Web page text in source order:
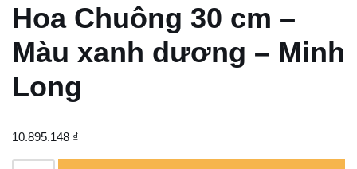
Hoa Chuông 30 cm –
Màu xanh dương – Minh
Long
10.895.148 ₫